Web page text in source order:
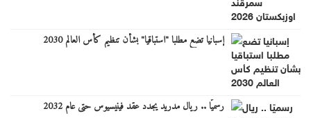
إسبانيا تضع مطلبا "استباقيا" بشأن تنظيم كأس العالم 2030
رسميًا .. ريال مدريد يجدد عقد فينيسيوس حتى عام 2032